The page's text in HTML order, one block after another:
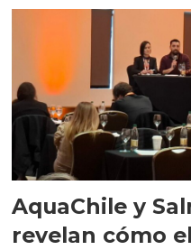
AquaChile y
revelan cómo